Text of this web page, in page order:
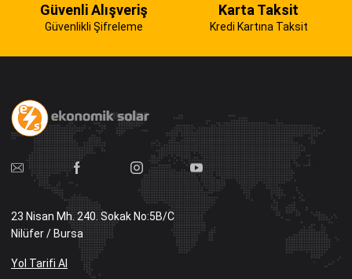
Güvenli Alışveriş
Güvenlikli Şifreleme
Karta Taksit
Kredi Kartına Taksit
23 Nisan Mh. 240. Sokak No:5B/C
Nilüfer / Bursa
Yol Tarifi Al